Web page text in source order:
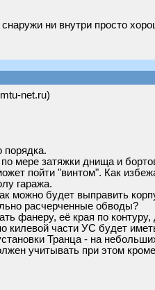
ни внутри просто
net.ru)
порядка.
мере затяжки днища и
пойти "винтом". Как
гаража.
можно будет выправить
расчерченные обводы?
фанеру, её края по
килевой части УС будет
Транца - на
учитывать при этом